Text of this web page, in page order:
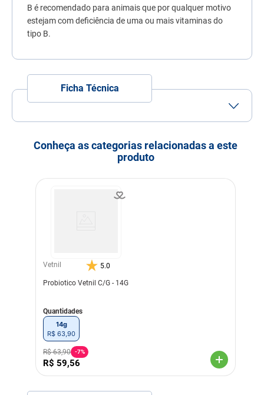
B é recomendado para animais que por qualquer motivo
estejam com deficiência de uma ou mais vitaminas do
tipo B.
Ficha Técnica
Pequeno Médio
Grande
Idade AdultoFilhoteIdoso
Nível de garantia
Modo de uso
Administrar 0,5 mL, por via
oral, para cada 5 kg de peso
corporal, 1 vez ao dia ou a
responsável pela nutrição
Conheça as categorias relacionadas a este
produto
Vetnil 5.0
Probiotico Vetnil C/G - 14G
Quantidades
14g
R$ 63 90
R$ 63,90 -7%
R$ 59,56
9º
ração úmida